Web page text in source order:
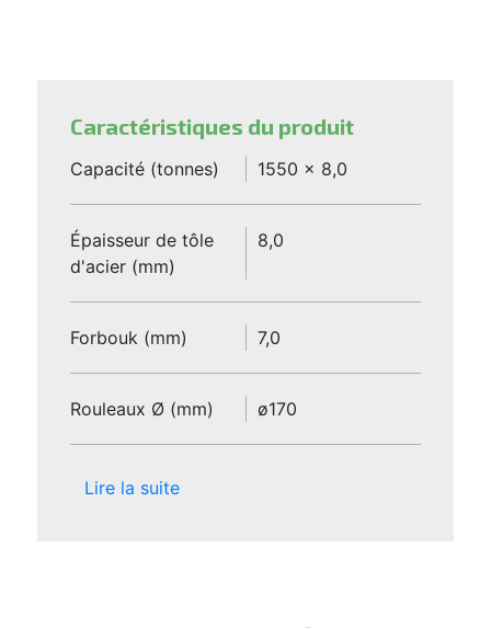
Caractéristiques du produit
Capacité (tonnes) 1550 x 8,0
Épaisseur de tôle
d'acier (mm)
8,0
Forbouk (mm) 7,0
Rouleaux Ø (mm) ø170
Lire la suite